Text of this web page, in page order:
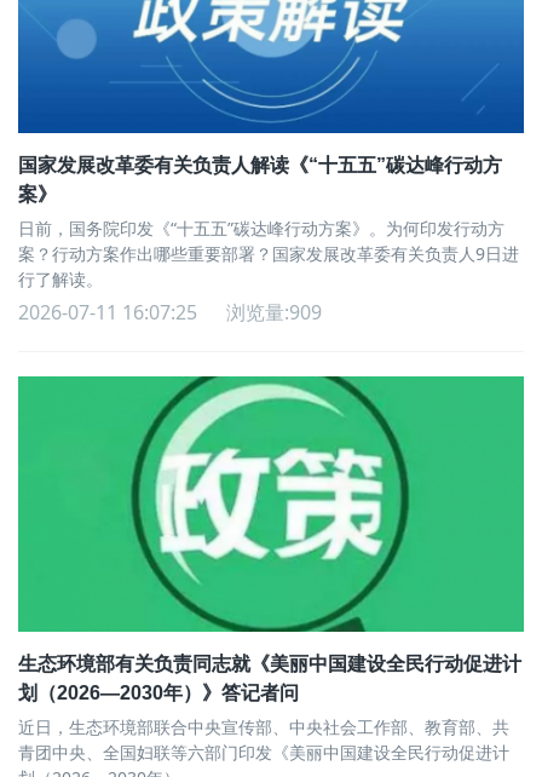
国家发展改革委有关负责人解读《“十五五”碳达峰行动方
案》
日前，国务院印发《“十五五”碳达峰行动方案》。为何印发行动方
案？行动方案作出哪些重要部署？国家发展改革委有关负责人9日进
行了解读。
2026-07-11 16:07:25 浏览量:909
生态环境部有关负责同志就《美丽中国建设全民行动促进计
划（2026—2030年）》答记者问
近日，生态环境部联合中央宣传部、中央社会工作部、教育部、共
青团中央、全国妇联等六部门印发《美丽中国建设全民行动促进计